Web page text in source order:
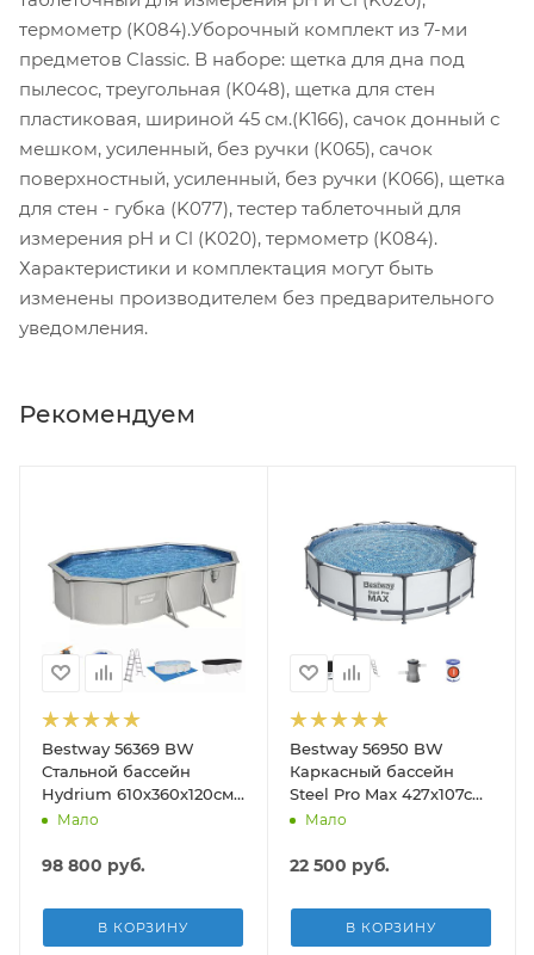
термометр (K084).Уборочный комплект из 7-ми
предметов Classic. В наборе: щетка для дна под
пылесос, треугольная (K048), щетка для стен
пластиковая, шириной 45 см.(K166), сачок донный с
мешком, усиленный, без ручки (K065), сачок
поверхностный, усиленный, без ручки (K066), щетка
для стен - губка (K077), тестер таблеточный для
измерения pH и Cl (K020), термометр (K084).
Характеристики и комплектация могут быть
изменены производителем без предварительного
уведомления.
Рекомендуем
Bestway 56369 BW
Стальной бассейн
Hydrium 610х360х120см,
19929л, песч.фил.-нас
подст.
Мало
98 800 руб.
В КОРЗИНУ
Bestway 56950 BW
Каркасный бассейн
Steel Pro Max 427х107см,
13030л, фил.-насос
Мало
22 500 руб.
В КОРЗИНУ